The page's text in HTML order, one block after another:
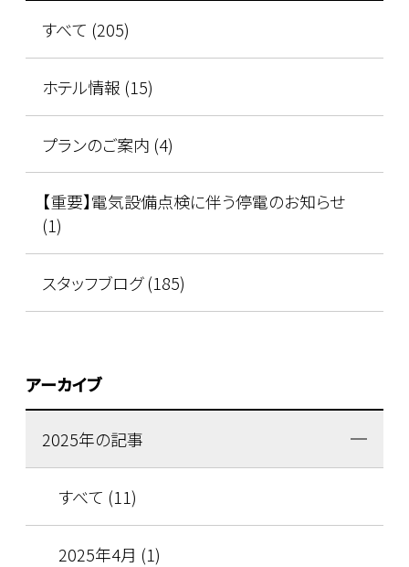
すべて (205)
ホテル情報 (15)
プランのご案内 (4)
【重要】電気設備点検に伴う停電のお知らせ
(1)
スタッフブログ (185)
アーカイブ
2025年の記事
すべて (11)
2025年4月 (1)